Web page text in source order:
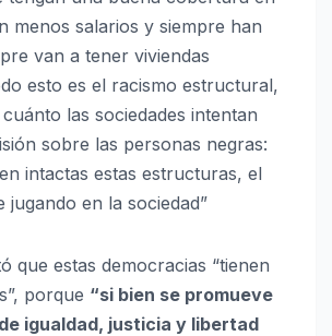
menos salarios y siempre han
van a tener viviendas
esto es el racismo estructural,
las sociedades intentan
sobre las personas negras:
intactas estas estructuras, el
jugando en la sociedad”
que estas democracias “tienen
porque “si bien se promueve
igualdad, justicia y libertad